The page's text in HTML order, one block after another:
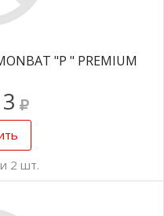
"P " PREMIUM
2 шт.